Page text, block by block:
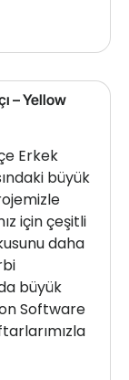
– Yellow
Erkek
büyük
için çeşitli
daha
büyük
Software